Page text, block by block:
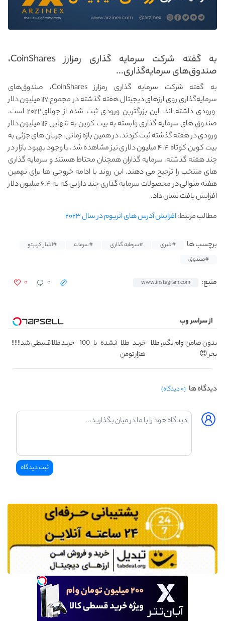
به گفته شرکت سرمایه گذاری رمزارز CoinShares،
صندوق‌های سرمایه‌گذاری...
به گفته شرکت سرمایه گذاری رمزارز CoinShares، صندوق‌های
سرمایه‌گذاری روی ارزهای دیجیتال هفته گذشته در مجموع ۱۱۷ میلیون دلار
ورودی داشته اند. این بزرگترین ورودی ثبت شده از جولای ۲۰۲۲ است.
صندوق های سرمایه گذاری وابسته به بیت کوین به تنهایی ۱۱۶ میلیون دلار
ورودی در هفته گذشته ثبت کردند. در همین بازه زمانی، جریان های جزئی به
بیت کوین کوتاه ۴.۴ میلیون دلاری نیز مشاهده شد. با وجود بهبود بازار در
چند هفته گذشته، سرمایه گذاران همچنان محتاط هستند و سرمایه گذاری
های منتخب را ترجیح می دهند. این روند با ادامه خروجی ها برای نهمین
هفته متوالی در محصولات سرمایه گذاری چند دارایی که به ۶.۴ میلیون دلار
افزایش یافت نشان داد.
مطالب مرتبط:افزایش آدرس های اتریوم در سال ۲۰۲۳
برچسب ها #خبری #سرمایه گذاری #سرمایه
#اخبار کریپتو
#صندوق
منبع: www.instagram.com ۰ ۰
از سراسر وب
بدون ضامن وام بگیر، طلا
بخر 😍
خرید طلا آبشده با 100
هزار تومن
خرید طلا قسطی شد!!!!!!
دیدگاه ها (۰ دیدگاه)